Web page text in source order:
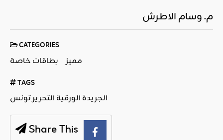
م. وسام الاطرش
CATEGORIES
بطاقات خاصة مميز
TAGS
الجريدة الورقية التحرير تونس
Share This